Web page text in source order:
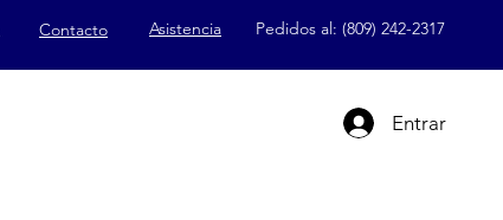
Contacto Asistencia Pedidos al: (809) 242-2317
Entrar